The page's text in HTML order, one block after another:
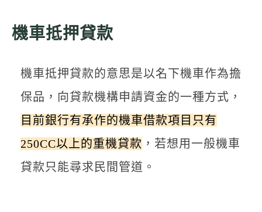
機車抵押貸款
機車抵押貸款的意思是以名下機車作為擔
保品，向貸款機構申請資金的一種方式，
目前銀行有承作的機車借款項目只有
250CC以上的重機貸款 ，若想用一般機車
貸款只能尋求民間管道。